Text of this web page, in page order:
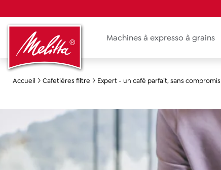
Machines à expresso à grains
Accueil Cafetières filtre Expert - un café parfait, sans compromis